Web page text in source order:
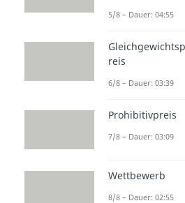
Nach Beantwortung
Studyflix zu
So werden
angewendet
zur
In der Theorie
5/8 – Dauer: 04:55
Gleichgewichtsp
reis
6/8 – Dauer: 03:39
Prohibitivpreis
7/8 – Dauer: 03:09
Wettbewerb
8/8 – Dauer: 02:55